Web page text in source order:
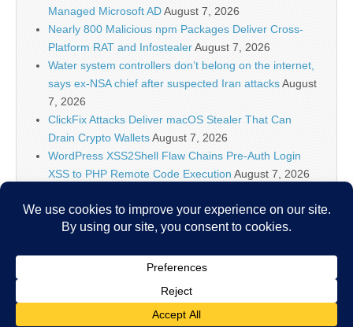
Managed Microsoft ADAugust 7, 2026
Nearly 800 Malicious npm Packages Deliver Cross-
Platform RAT and InfostealerAugust 7, 2026
Water system controllers don’t belong on the internet,
says ex-NSA chief after suspected Iran attacksAugust
7, 2026
ClickFix Attacks Deliver macOS Stealer That Can
Drain Crypto WalletsAugust 7, 2026
WordPress XSS2Shell Flaw Chains Pre-Auth Login
XSS to PHP Remote Code Execution August 7, 2026
Attackers Gain Full Root on HostAugust 7, 2026
Malware Abuses Windows Hello for Business Key to
Copyright © 2026IT Security News. All Rights Reserved.